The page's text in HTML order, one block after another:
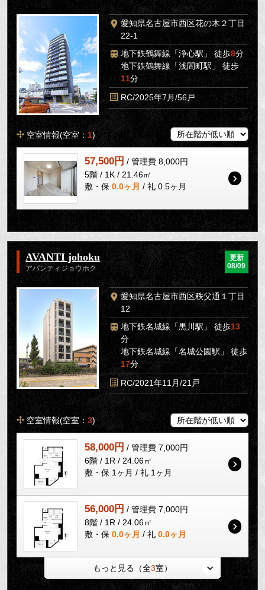
愛知県名古屋市西区花の木２丁目
22-1
地下鉄鶴舞線「浄心駅」 徒歩8分
地下鉄鶴舞線「浅間町駅」 徒歩
11分
RC/2025年7月/56戸
空室情報(空室： 1)
57,500円 / 管理費 8,000円
5階 / 1K / 21.46㎡
敷・保 0.0ヶ月 / 礼 0.5ヶ月
AVANTI johoku
アバンティジョウホク
更新
08/09
愛知県名古屋市西区秩父通１丁目
12
地下鉄名城線「黒川駅」 徒歩13
分
地下鉄名城線「名城公園駅」 徒歩
17分
RC/2021年11月/21戸
空室情報(空室：3)
58,000円 / 管理費 7,000円
6階 / 1R / 24.06㎡
敷・保 1ヶ月 / 礼 1ヶ月
56,000円 / 管理費 7,000円
8階 / 1R / 24.06㎡
敷・保 0.0ヶ月 / 礼 0.0ヶ月
もっと見る（全3室）